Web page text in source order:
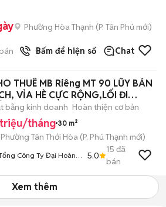
Phường Hòa Thạnh (P. Tân Phú mới)
Bấm để hiện số Chat
THUÊ MB Riêng MT 90 LŨY BÁN
VỈA HÈ CỰC RỘNG,LỐI ĐI
bằng kinh doanh Hoàn thiện cơ bản
tháng 30 m²
Phường Tân Thới Hòa (P. Phú Thạnh mới)
Công Ty Đại Hoàng
5.0
15 đã
bán
Xem thêm